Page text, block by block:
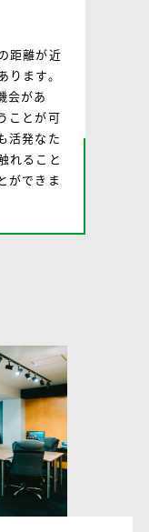
距離が近
ます。
会があ
ことが可
活発なた
れること
ができま